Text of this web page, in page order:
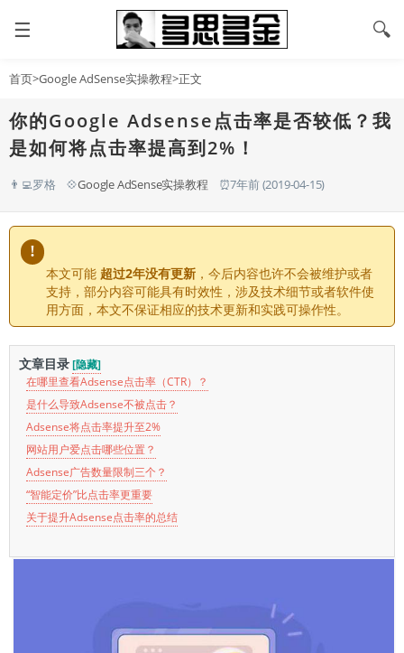
☰ 🔍
首页>Google AdSense实操教程>正文
你的Google Adsense点击率是否较低？我
是如何将点击率提高到2%！
👨‍💻罗格 💠Google AdSense实操教程 ⏰7年前 (2019-04-15)
!
本文可能 超过2年没有更新 ，今后内容也许不会被维护或者
支持，部分内容可能具有时效性，涉及技术细节或者软件使
用方面，本文不保证相应的技术更新和实践可操作性。
文章目录[隐藏]
在哪里查看Adsense点击率（CTR）？
是什么导致Adsense不被点击？
Adsense将点击率提升至2%
网站用户爱点击哪些位置？
Adsense广告数量限制三个？
“智能定价”比点击率更重要
关于提升Adsense点击率的总结